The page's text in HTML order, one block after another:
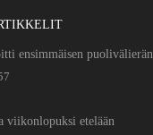
ensimmäisen puolivälierän
viikonlopuksi etelään